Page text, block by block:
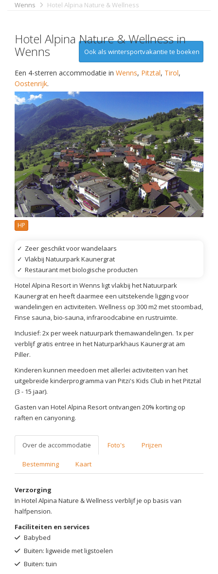
Wenns
Hotel Alpina Nature & Wellness
Hotel Alpina Nature & Wellness in
Wenns Ook als wintersportvakantie te boeken
Een 4-sterren accommodatie in Wenns, Pitztal, Tirol,
Oostenrijk.
HP
✓ Zeer geschikt voor wandelaars
✓ Vlakbij Natuurpark Kaunergrat
✓ Restaurant met biologische producten
Hotel Alpina Resort in Wenns ligt vlakbij het Natuurpark
Kaunergrat en heeft daarmee een uitstekende ligging voor
wandelingen en activiteiten. Wellness op 300 m2 met stoombad,
Finse sauna, bio-sauna, infraroodcabine en rustruimte.
Inclusief: 2x per week natuurpark themawandelingen. 1x per
verblijf gratis entree in het Naturparkhaus Kaunergrat am
Piller.
Kinderen kunnen meedoen met allerlei activiteiten van het
uitgebreide kinderprogramma van Pitzi's Kids Club in het Pitztal
(3 - 15 jaar).
Gasten van Hotel Alpina Resort ontvangen 20% korting op
raften en canyoning.
Over de accommodatie Foto's Prijzen
Bestemming Kaart
Verzorging
In Hotel Alpina Nature & Wellness verblijf je op basis van
halfpension.
Faciliteiten en services
Babybed
Buiten: ligweide met ligstoelen
Buiten: tuin